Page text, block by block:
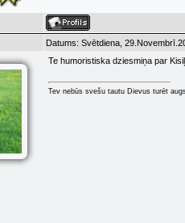
Datums: Svētdiena,
Te humoristiska dziesmiņa par
Tev nebūs svešu tautu Dievus turēt